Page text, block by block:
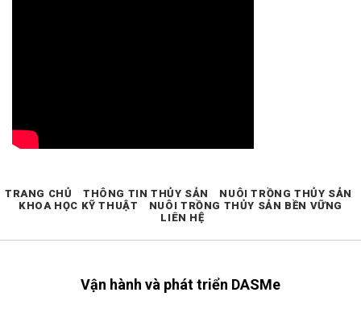
Vận hành và phát triển DASMe
TRANG CHỦ THÔNG TIN THỦY SẢN
NUÔI TRỒNG THỦY SẢN
KHOA HỌC KỸ THUẬT
NUÔI TRỒNG THỦY SẢN BỀN VỮNG
LIÊN HỆ